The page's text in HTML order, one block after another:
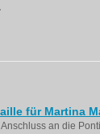
für Martina
Anschluss an die